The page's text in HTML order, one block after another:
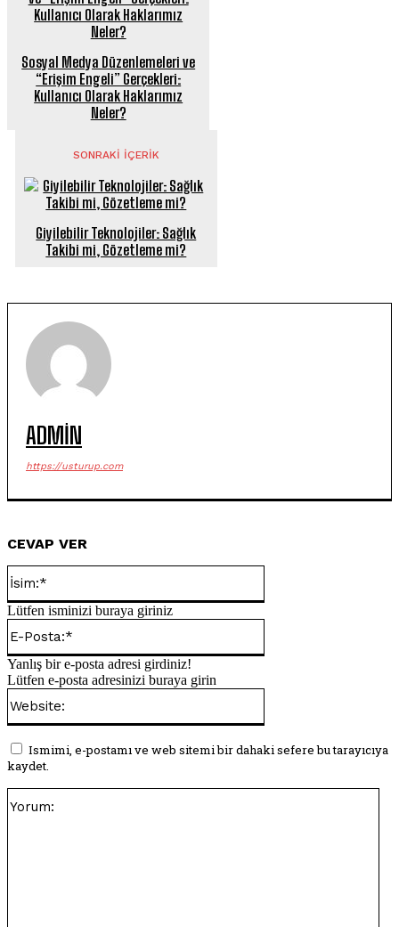
Sosyal Medya Düzenlemeleri ve
“Erişim Engeli” Gerçekleri:
Kullanıcı Olarak Haklarımız
Neler?
SONRAKI İÇERIK
Giyilebilir Teknolojiler: Sağlık
Takibi mi, Gözetleme mi?
ADMIN
https://usturup.com
CEVAP VER
Lütfen isminizi buraya giriniz
Yanlış bir e-posta adresi girdiniz!
Lütfen e-posta adresinizi buraya girin
Ismimi, e-postamı ve web sitemi bir dahaki sefere bu tarayıcıya
kaydet.